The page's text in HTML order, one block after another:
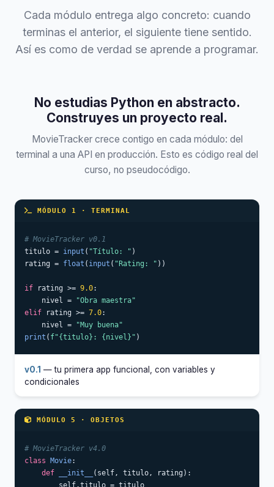
Cada módulo entrega algo concreto: cuando
terminas el anterior, el siguiente tiene sentido.
Así es como de verdad se aprende a programar.
No estudias Python en abstracto.
Construyes un proyecto real.
MovieTracker crece contigo en cada módulo: del
terminal a una API en producción. Esto es código real del
curso, no pseudocódigo.
MÓDULO 1 · TERMINAL
# MovieTracker v0.1
titulo = input ( "Título: " )
rating = float ( input ( "Rating: " ))
if rating >= 9.0:
    nivel =
"Obra maestra"
elif rating >= 7.0:
    nivel =
"Muy buena"
print ( f"{titulo}: {nivel}" )
v0.1 — tu primera app funcional, con variables y
condicionales
MÓDULO 5 · OBJETOS
# MovieTracker v4.0
class
Movie:
def
__init__
(self, titulo, rating):